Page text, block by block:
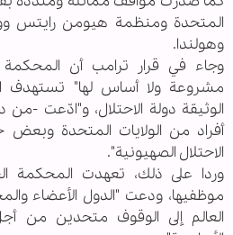
المتحدة ومنظمة هيومن رايتس
وهولندا.
وجاء في قرار ترامب أن
مشروعة ولا أساس لها" تستهدف
الوثيقة دولة الاحتلال، و"ادّعت -
أفراد من الولايات المتحدة وبعض
الاحتلال الصهيونية".
وردا على ذلك، تعهدت المحكمة
موظفيها، ودعت "الدول الأعضاء
العالم إلى الوقوف متحدين من